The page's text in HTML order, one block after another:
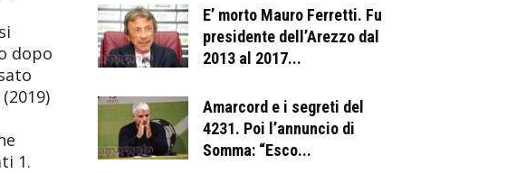
dopo
(2019)
1.
E’ morto Mauro Ferretti. Fu
presidente dell’Arezzo dal
2013 al 2017...
Amarcord e i segreti del
4231. Poi l’annuncio di
Somma: “Esco...